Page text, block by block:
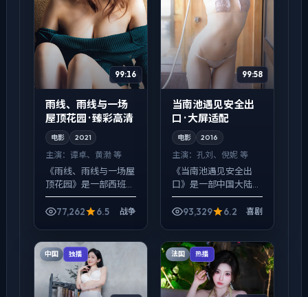
99:16
雨线、雨线与一场
屋顶花园 · 臻彩高清
电影 2021
主演：谭卓、黄渤 等
《雨线、雨线与一场屋
顶花园》是一部西班牙
背景的战争作品，2021
年公映，由林超贤执
扬，前半段铺陈日常，
后...
77,262 6.5 战争
99:58
当南池遇见安全出
口 · 大屏适配
电影 2016
主演：孔刘、倪妮 等
《当南池遇见安全出
口》是一部中国大陆背
景的喜剧作品，2016
年公映，由李安执导，
框架里埋入作者式旁白
与...
93,329 6.2 喜剧
中国 独播 法国 热播